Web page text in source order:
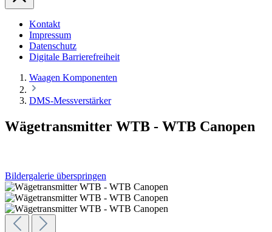
Kontakt
Impressum
Datenschutz
Digitale Barrierefreiheit
Waagen Komponenten
DMS-Messverstärker
Wägetransmitter WTB - WTB Canopen
Bildergalerie überspringen